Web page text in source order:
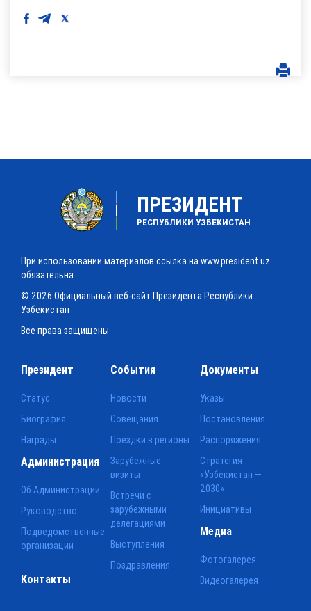
ПРЕЗИДЕНТ
РЕСПУБЛИКИ УЗБЕКИСТАН
При использовании материалов ссылка на www.president.uz
обязательна
© 2026 Официальный веб-сайт Президента Республики
Узбекистан
Все права защищены
Президент
Статус
Биография
Награды
События
Новости
Совещания
Поездки в регионы
Зарубежные
визиты
Встречи с
зарубежными
делегациями
Выступления
Поздравления
Документы
Указы
Постановления
Распоряжения
Стратегия
«Узбекистан —
2030»
Инициативы
Администрация
Об Администрации
Руководство
Подведомственные
организации
Медиа
Фотогалерея
Видеогалерея
Контакты